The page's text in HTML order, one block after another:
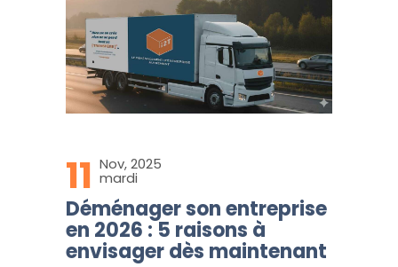
11 Nov, 2025
mardi
Déménager son entreprise
en 2026 : 5 raisons à
envisager dès maintenant